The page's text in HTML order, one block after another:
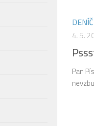
4. 5.
Pan